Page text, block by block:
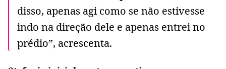
disso, apenas agi como se não estivesse
indo na direção dele e apenas entrei no
prédio”, acrescenta.